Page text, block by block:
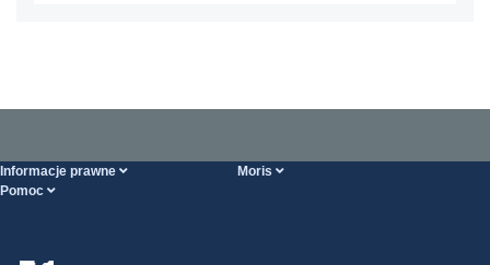
Informacje prawne Moris
Pomoc